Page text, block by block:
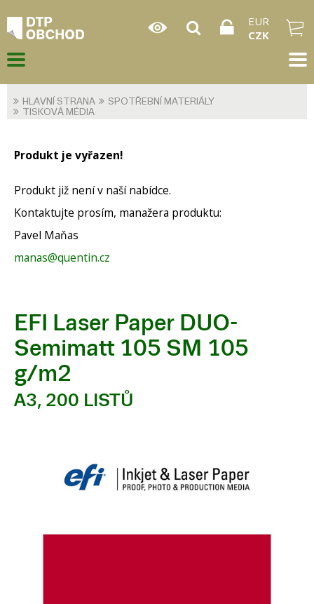
EUR
CZK
HLAVNÍ STRANA
SPOTŘEBNÍ MATERIÁLY
TISKOVÁ MÉDIA
Produkt je vyřazen!
Produkt již není v naší nabídce.
Kontaktujte prosím, manažera produktu:
Pavel Maňas
manas@quentin.cz
EFI Laser Paper DUO-
Semimatt 105 SM 105
g/m2
A3, 200 LISTŮ